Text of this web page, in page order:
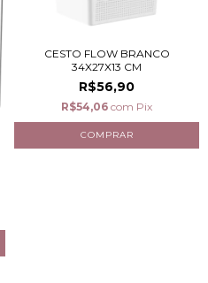
CESTO FLOW BRANCO
34X27X13 CM
R$56,90
R$54,06 com Pix